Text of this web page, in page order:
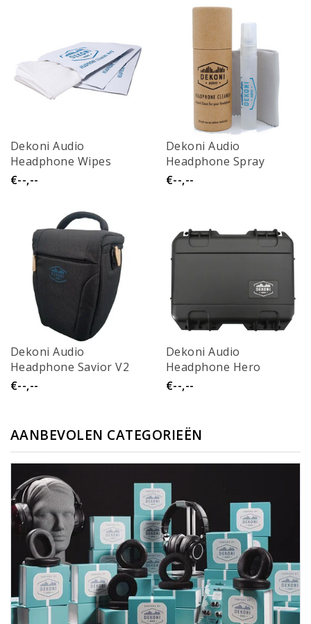
Dekoni Audio
Headphone Wipes
€--,--
Dekoni Audio
Headphone Spray
€--,--
Dekoni Audio
Headphone Savior V2
€--,--
Dekoni Audio
Headphone Hero
€--,--
AANBEVOLEN CATEGORIEËN